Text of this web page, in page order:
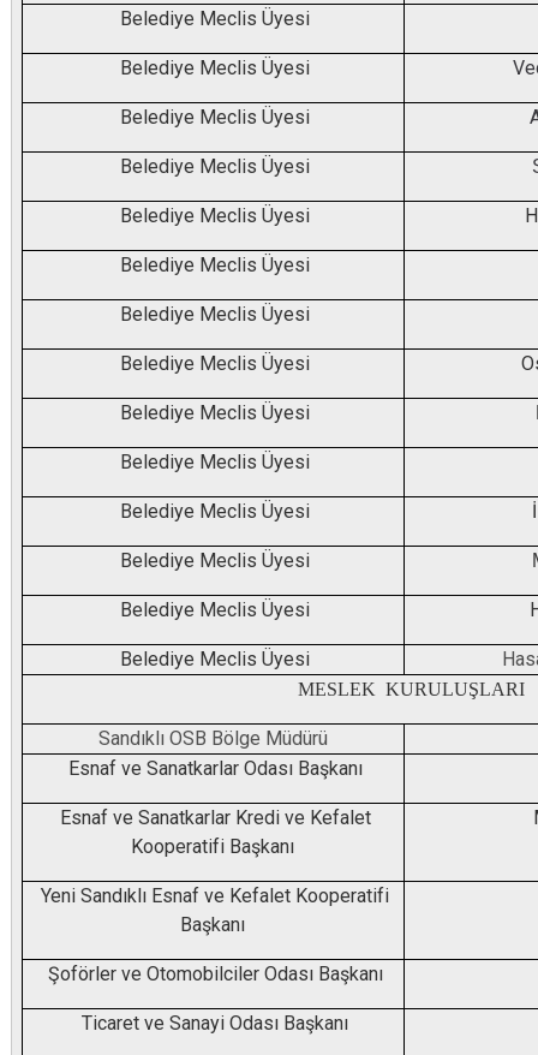
Belediye Meclis Üyesi
Belediye Meclis Üyesi
Belediye Meclis Üyesi
Belediye Meclis Üyesi
Belediye Meclis Üyesi
Belediye Meclis Üyesi
Belediye Meclis Üyesi
Belediye Meclis Üyesi
Belediye Meclis Üyesi
Belediye Meclis Üyesi
Belediye Meclis Üyesi
Belediye Meclis Üyesi
Belediye Meclis Üyesi
Belediye Meclis Üyesi
MESLEK KURULUŞLARI
Sandıklı OSB Bölge Müdürü
Esnaf ve Sanatkarlar Odası Başkanı
Esnaf ve Sanatkarlar Kredi ve Kefalet
Kooperatifi Başkanı
Yeni Sandıklı Esnaf ve Kefalet Kooperatifi
Başkanı
Şoförler ve Otomobilciler Odası Başkanı
Ticaret ve Sanayi Odası Başkanı